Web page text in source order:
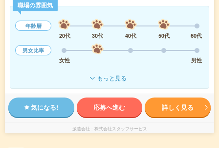
職場の雰囲気
年齢層
20代
30代 40代 50代
60代
男女比率
女性
男性
もっと見る
気になる! 応募へ進む 詳しく見る
派遣会社 株式会社スタッフサービス